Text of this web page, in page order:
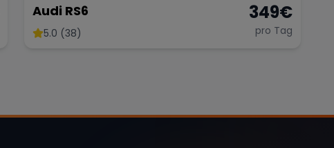
Audi RS6
5.0 (38)
349€
pro Tag